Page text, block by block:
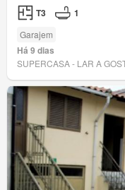
T3 1
Garajem
Há 9 dias
SUPERCASA - LAR A